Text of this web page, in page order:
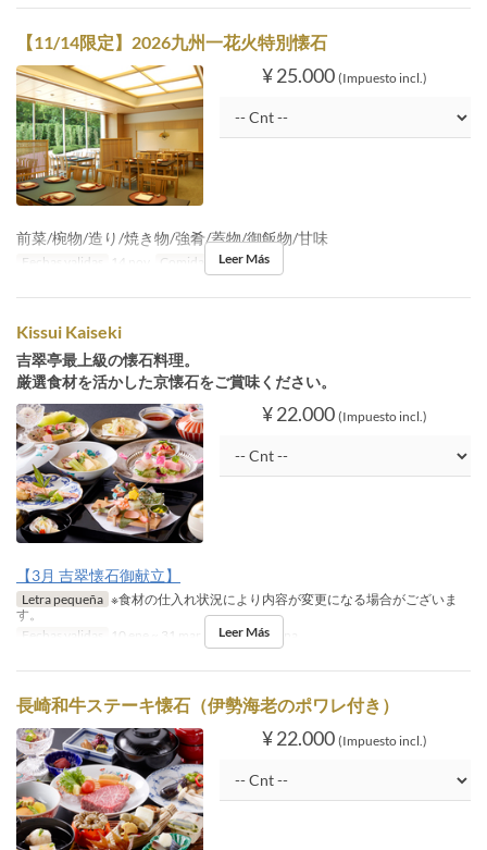
【11/14限定】2026九州一花火特別懐石
¥ 25.000 (Impuesto incl.)
前菜/椀物/造り/焼き物/強肴/蓋物/御飯物/甘味
Fechas validas 14 nov Comidas Cena
Leer Más
Kissui Kaiseki
吉翠亭最上級の懐石料理。
厳選食材を活かした京懐石をご賞味ください。
¥ 22.000 (Impuesto incl.)
【3月 吉翠懐石御献立】
Letra pequeña ※食材の仕入れ状況により内容が変更になる場合がございま
す。
Fechas validas
10 ene ~ 31 mar Comidas Cena
Leer Más
長崎和牛ステーキ懐石（伊勢海老のポワレ付き）
¥ 22.000 (Impuesto incl.)